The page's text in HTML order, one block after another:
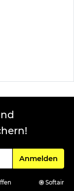
Für den
Anmelden
Softair